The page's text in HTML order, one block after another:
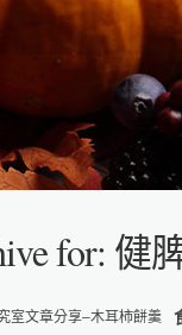
for: 健